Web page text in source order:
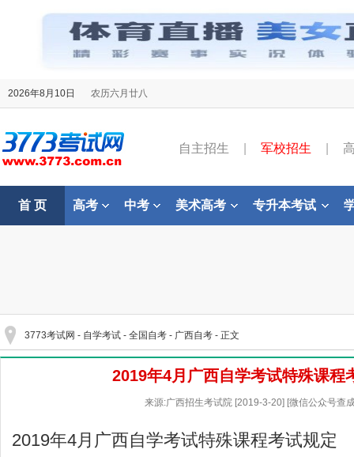
2026年8月10日 农历六月廿八
自主招生 军校招生
首 页 高考 中考 美术高考 专升本考试
3773考试网 - 自学考试 - 全国自考 - 广西自考 - 正文
2019年4月广西自学考试特殊课程
来源:广西招生考试院 [2019-3-20] [微信公众号查
2019年4月广西自学考试特殊课程考试规定